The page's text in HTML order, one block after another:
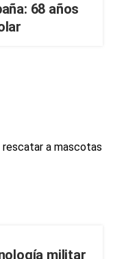
68 años
militar